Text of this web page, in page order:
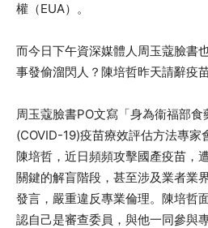
權（EUA）。
而今日下午資深媒體人周玉蔻臉書
事發偷溜閃人？陳培哲昨天請辭疫
周玉蔻臉書PO文寫「身為衞福部
(COVID-19)疫苗療效評估方法專家
陳培哲，近日頻頻攻擊國產疫苗，
關鍵的解盲階段，甚至涉及業者業
發言，嚴重違反專業倫理。陳培哲
認自己是審查委員，與他一同參與